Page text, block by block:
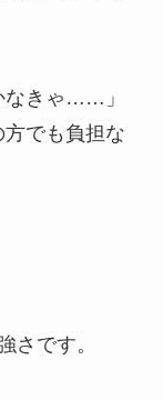
なきゃ……」
でも負担な
さ です。